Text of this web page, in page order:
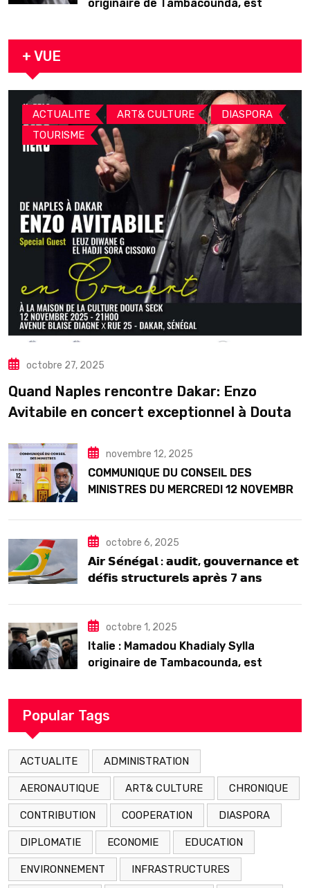
originaire de Tambacounda, est
arrestation
+ VUE
ACTUALITE , ART& CULTURE , DIASPORA ,
TOURISME
octobre 27, 2025
Quand Naples rencontre Dakar: Enzo
Avitabile en concert exceptionnel à Douta
novembre 12, 2025
COMMUNIQUE DU CONSEIL DES
MINISTRES DU MERCREDI 12 NOVEMBRE
octobre 6, 2025
𝗔𝗶𝗿 𝗦𝗲́𝗻𝗲́𝗴𝗮𝗹 : 𝗮𝘂𝗱𝗶𝘁, 𝗴𝗼𝘂𝘃𝗲𝗿𝗻𝗮𝗻𝗰𝗲 𝗲𝘁
𝗱𝗲́𝗳𝗶𝘀 𝘀𝘁𝗿𝘂𝗰𝘁𝘂𝗿𝗲𝗹𝘀 𝗮𝗽𝗿𝗲̀𝘀 7 𝗮𝗻𝘀
octobre 1, 2025
Italie : Mamadou Khadialy Sylla
originaire de Tambacounda, est
arrestation
Popular Tags
ACTUALITE ADMINISTRATION
AERONAUTIQUE ART& CULTURE CHRONIQUE
CONTRIBUTION COOPERATION DIASPORA
DIPLOMATIE ECONOMIE EDUCATION
ENVIRONNEMENT INFRASTRUCTURES